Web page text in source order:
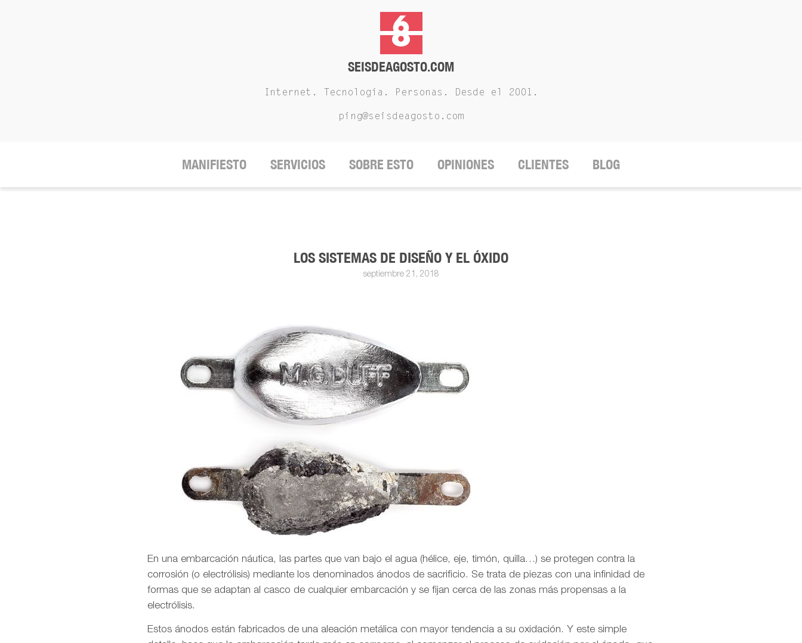
SEISDEAGOSTO.COM
Internet. Tecnología. Personas. Desde el 2001.
ping@seisdeagosto.com
MANIFIESTO SERVICIOS SOBRE ESTO OPINIONES CLIENTES BLOG
LOS SISTEMAS DE DISEÑO Y EL ÓXIDO
septiembre 21, 2018
En una embarcación náutica, las partes que van bajo el agua (hélice, eje, timón, quilla…) se protegen contra la
corrosión (o electrólisis) mediante los denominados ánodos de sacrificio. Se trata de piezas con una infinidad de
formas que se adaptan al casco de cualquier embarcación y se fijan cerca de las zonas más propensas a la
electrólisis.
Estos ánodos están fabricados de una aleación metálica con mayor tendencia a su oxidación. Y este simple